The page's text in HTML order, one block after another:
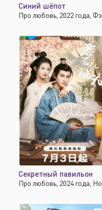
Синий шёпот
Секретный павильон